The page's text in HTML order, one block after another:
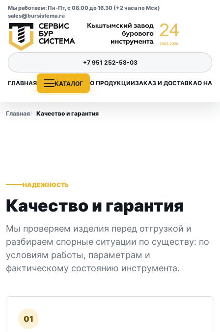
Мы работаем: Пн-Пт, с 08.00 до 16.30 (+2 часа по Мск)
sales@bursistema.ru
ГЛАВНАЯ КАТАЛОГ О ПРОДУКЦИИЗАКАЗ И ДОСТАВКАО НАС
+7 951 252-58-03
Главная Качество и гарантия
НАДЕЖНОСТЬ
Качество и гарантия
Мы проверяем изделия перед отгрузкой и
разбираем спорные ситуации по существу: по
условиям работы, параметрам и
фактическому состоянию инструмента.
01